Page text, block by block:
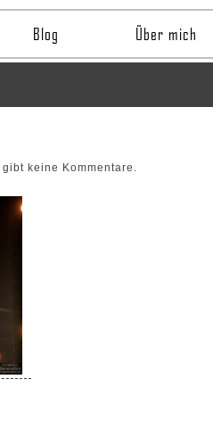
Blog Über mich
keine Kommentare.